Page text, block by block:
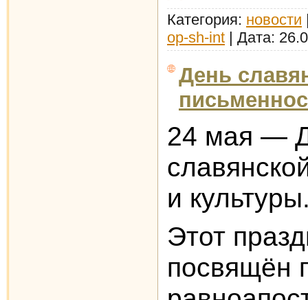
Категория: новости
op-sh-int | Дата:
День
24 мая —
и
Этот
посвящён